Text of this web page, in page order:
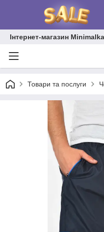
Інтернет-магазин
Товари та послуги